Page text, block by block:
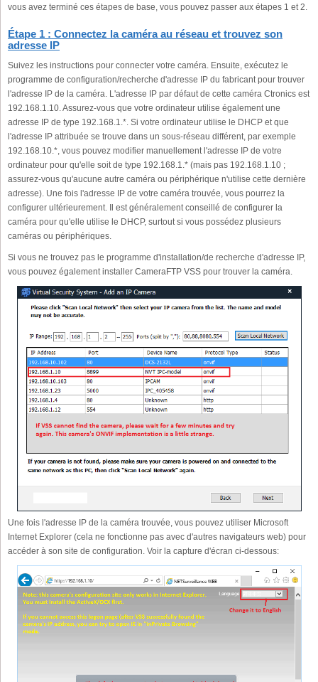
vous avez terminé ces étapes de base, vous pouvez passer aux étapes 1 et 2.
Étape 1 : Connectez la caméra au réseau et trouvez son
adresse IP
Suivez les instructions pour connecter votre caméra. Ensuite, exécutez le
programme de configuration/recherche d'adresse IP du fabricant pour trouver
l'adresse IP de la caméra. L'adresse IP par défaut de cette caméra Ctronics est
192.168.1.10. Assurez-vous que votre ordinateur utilise également une
adresse IP de type 192.168.1.*. Si votre ordinateur utilise le DHCP et que
l'adresse IP attribuée se trouve dans un sous-réseau différent, par exemple
192.168.10.*, vous pouvez modifier manuellement l'adresse IP de votre
ordinateur pour qu'elle soit de type 192.168.1.* (mais pas 192.168.1.10 ;
assurez-vous qu'aucune autre caméra ou périphérique n'utilise cette dernière
adresse). Une fois l'adresse IP de votre caméra trouvée, vous pourrez la
configurer ultérieurement. Il est généralement conseillé de configurer la
caméra pour qu'elle utilise le DHCP, surtout si vous possédez plusieurs
caméras ou périphériques.
Si vous ne trouvez pas le programme d'installation/de recherche d'adresse IP,
vous pouvez également installer CameraFTP VSS pour trouver la caméra.
Une fois l'adresse IP de la caméra trouvée, vous pouvez utiliser Microsoft
Internet Explorer (cela ne fonctionne pas avec d'autres navigateurs web) pour
accéder à son site de configuration. Voir la capture d'écran ci-dessous: